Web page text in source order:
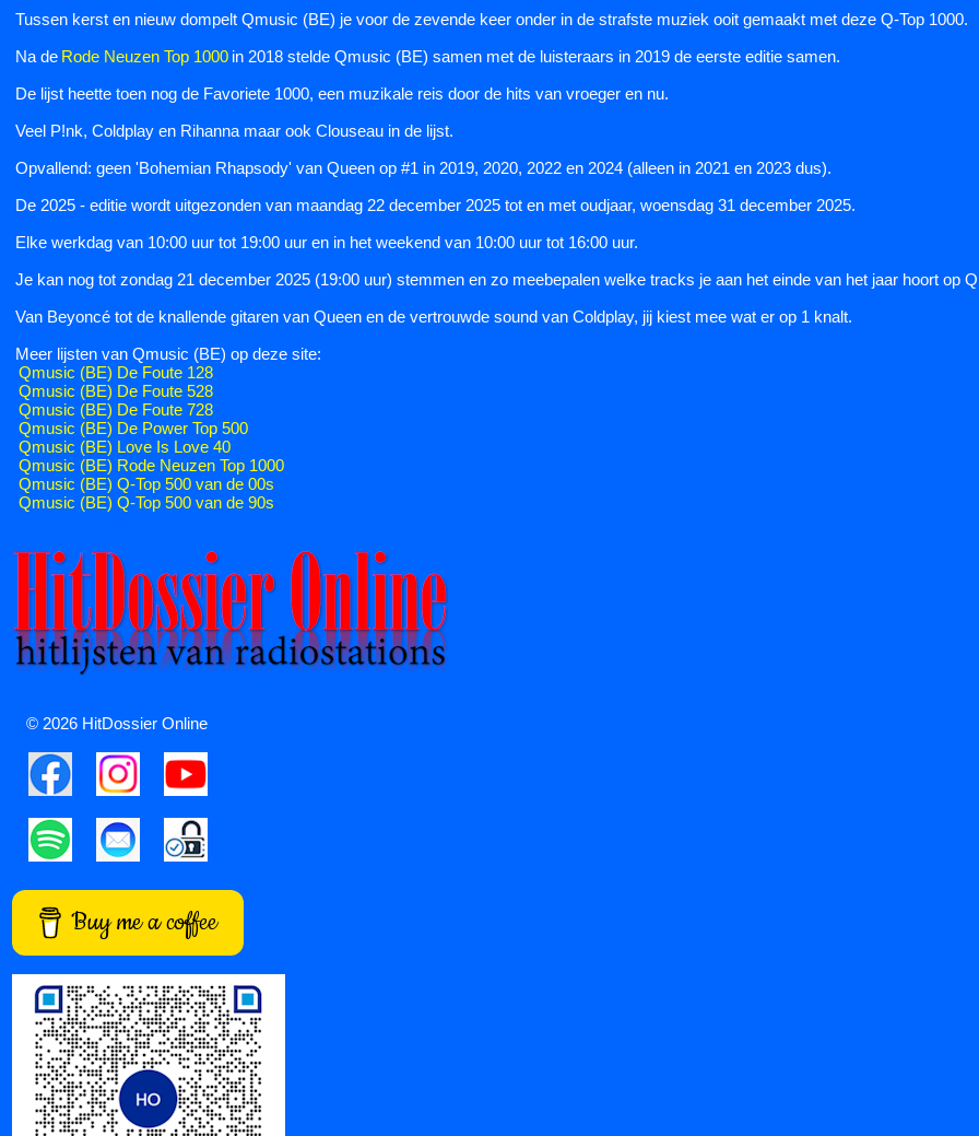
Tussen kerst en nieuw dompelt Qmusic (BE) je voor de zevende keer onder in de strafste muziek ooit gemaakt met deze Q-Top 1000.
Na de Rode Neuzen Top 1000 in 2018 stelde Qmusic (BE) samen met de luisteraars in 2019 de eerste editie samen.
De lijst heette toen nog de Favoriete 1000, een muzikale reis door de hits van vroeger en nu.
Veel P!nk, Coldplay en Rihanna maar ook Clouseau in de lijst.
Opvallend: geen 'Bohemian Rhapsody' van Queen op #1 in 2019, 2020, 2022 en 2024 (alleen in 2021 en 2023 dus).
De 2025 - editie wordt uitgezonden van maandag 22 december 2025 tot en met oudjaar, woensdag 31 december 2025.
Elke werkdag van 10:00 uur tot 19:00 uur en in het weekend van 10:00 uur tot 16:00 uur.
Je kan nog tot zondag 21 december 2025 (19:00 uur) stemmen en zo meebepalen welke tracks je aan het einde van het jaar hoort op
Van Beyoncé tot de knallende gitaren van Queen en de vertrouwde sound van Coldplay, jij kiest mee wat er op 1 knalt.
Meer lijsten van Qmusic (BE) op deze site:
Qmusic (BE) De Foute 128
Qmusic (BE) De Foute 528
Qmusic (BE) De Foute 728
Qmusic (BE) De Power Top 500
Qmusic (BE) Love Is Love 40
Qmusic (BE) Rode Neuzen Top 1000
Qmusic (BE) Q-Top 500 van de 00s
Qmusic (BE) Q-Top 500 van de 90s
© 2026 HitDossier Online
Buy me a coffee